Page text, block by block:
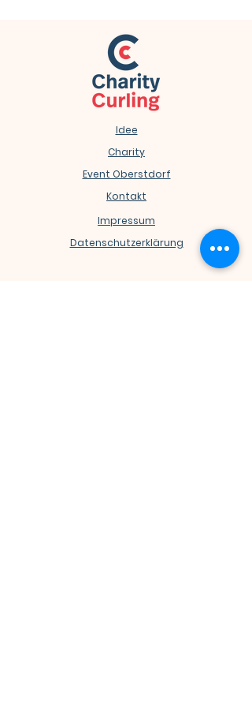
München
Idee
Charity
Event Oberstdorf
Kontakt
Impressum
Datenschutzerklärung